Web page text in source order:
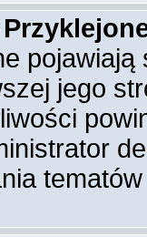
pojawiają
jego